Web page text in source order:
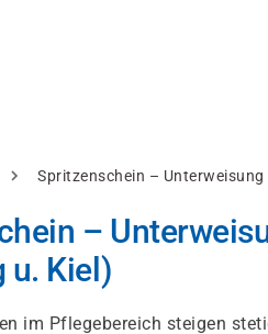
Spritzenschein –
–
u. Kiel)
im Pflegebereich steigen